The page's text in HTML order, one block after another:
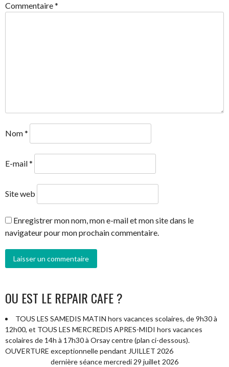
Commentaire*
Nom*
E-mail*
Site web
Enregistrer mon nom, mon e-mail et mon site dans le
navigateur pour mon prochain commentaire.
OU EST LE REPAIR CAFE ?
TOUS LES SAMEDIS MATIN hors vacances scolaires, de 9h30 à
12h00, et TOUS LES MERCREDIS APRES-MIDI hors vacances
scolaires de 14h à 17h30 à Orsay centre (plan ci-dessous).
OUVERTURE exceptionnelle pendant JUILLET 2026
dernière séance mercredi 29 juillet 2026